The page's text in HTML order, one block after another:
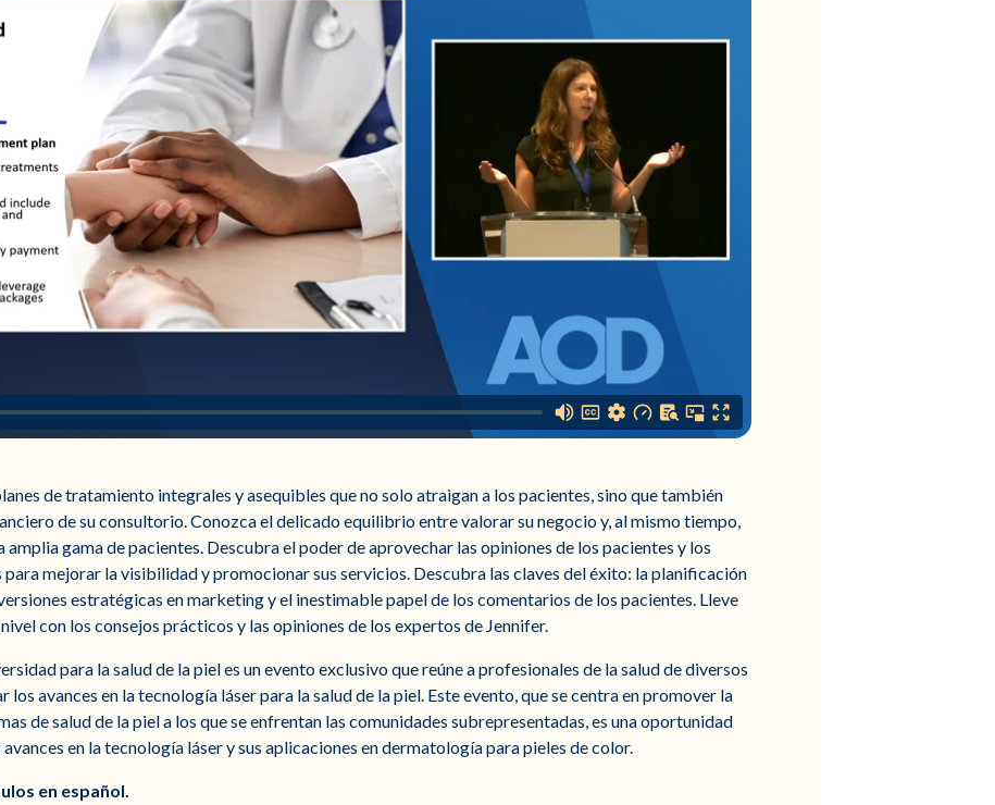
de tratamiento integrales y asequibles que no solo atraigan a los pacientes, sino que también
de su consultorio. Conozca el delicado equilibrio entre valorar su negocio y, al mismo tiempo,
gama de pacientes. Descubra el poder de aprovechar las opiniones de los pacientes y los
mejorar la visibilidad y promocionar sus servicios. Descubra las claves del éxito: la planificación
estratégicas en marketing y el inestimable papel de los comentarios de los pacientes. Lleve
con los consejos prácticos y las opiniones de los expertos de Jennifer.
para la salud de la piel es un evento exclusivo que reúne a profesionales de la salud de diversos
los avances en la tecnología láser para la salud de la piel. Este evento, que se centra en promover la
de salud de la piel a los que se enfrentan las comunidades subrepresentadas, es una oportunidad
en la tecnología láser y sus aplicaciones en dermatología para pieles de color.
en español.